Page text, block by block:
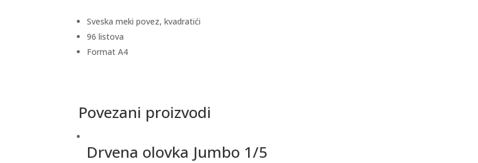
Sveska meki povez, kvadratići
96 listova
Format A4
Povezani proizvodi
Drvena olovka Jumbo 1/5